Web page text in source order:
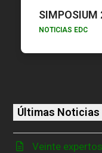
SIMPOSIUM
NOTICIAS EDC
Últimas Noticias
Veinte